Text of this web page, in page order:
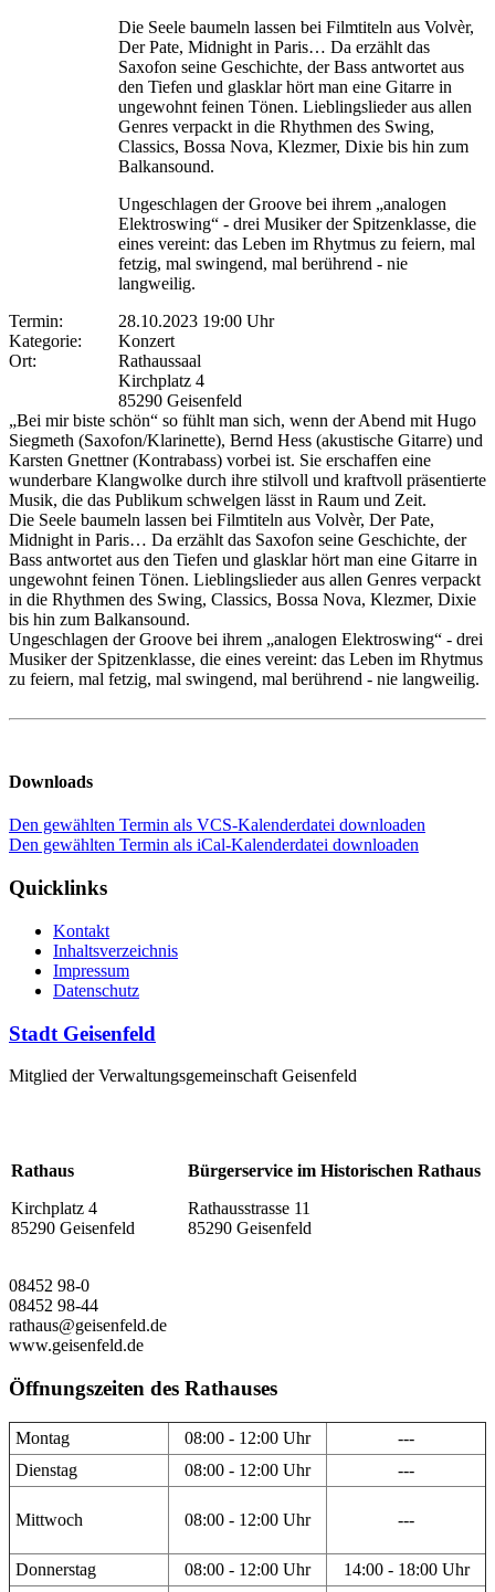
Die Seele baumeln lassen bei Filmtiteln aus Volvèr,
Der Pate, Midnight in Paris… Da erzählt das
Saxofon seine Geschichte, der Bass antwortet aus
den Tiefen und glasklar hört man eine Gitarre in
ungewohnt feinen Tönen. Lieblingslieder aus allen
Genres verpackt in die Rhythmen des Swing,
Classics, Bossa Nova, Klezmer, Dixie bis hin zum
Balkansound.
Ungeschlagen der Groove bei ihrem „analogen
Elektroswing“ - drei Musiker der Spitzenklasse, die
eines vereint: das Leben im Rhytmus zu feiern, mal
fetzig, mal swingend, mal berührend - nie
langweilig.
Termin:
28.10.2023 19:00 Uhr
Kategorie:
Konzert
Ort:
Rathaussaal
Kirchplatz 4
85290 Geisenfeld
„Bei mir biste schön“ so fühlt man sich, wenn der Abend mit Hugo
Siegmeth (Saxofon/Klarinette), Bernd Hess (akustische Gitarre) und
Karsten Gnettner (Kontrabass) vorbei ist. Sie erschaffen eine
wunderbare Klangwolke durch ihre stilvoll und kraftvoll präsentierte
Musik, die das Publikum schwelgen lässt in Raum und Zeit.
Die Seele baumeln lassen bei Filmtiteln aus Volvèr, Der Pate,
Midnight in Paris… Da erzählt das Saxofon seine Geschichte, der
Bass antwortet aus den Tiefen und glasklar hört man eine Gitarre in
ungewohnt feinen Tönen. Lieblingslieder aus allen Genres verpackt
in die Rhythmen des Swing, Classics, Bossa Nova, Klezmer, Dixie
bis hin zum Balkansound.
Ungeschlagen der Groove bei ihrem „analogen Elektroswing“ - drei
Musiker der Spitzenklasse, die eines vereint: das Leben im Rhytmus
zu feiern, mal fetzig, mal swingend, mal berührend - nie langweilig.
Downloads
Den gewählten Termin als VCS-Kalenderdatei downloaden
Den gewählten Termin als iCal-Kalenderdatei downloaden
Quicklinks
Kontakt
Inhaltsverzeichnis
Impressum
Datenschutz
Stadt Geisenfeld
Mitglied der Verwaltungsgemeinschaft Geisenfeld
Rathaus
Kirchplatz 4
85290 Geisenfeld
Bürgerservice im Historischen Rathaus
Rathausstrasse 11
85290 Geisenfeld
08452 98-0
08452 98-44
rathaus@geisenfeld.de
www.geisenfeld.de
Öffnungszeiten des Rathauses
Montag 08:00 - 12:00 Uhr
---
Dienstag
08:00 - 12:00 Uhr ---
Mittwoch 08:00 - 12:00 Uhr ---
Donnerstag 08:00 - 12:00 Uhr
14:00 - 18:00 Uhr